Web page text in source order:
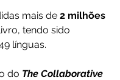
mais de 2 milhões
tendo sido
línguas.
do The Collaborative